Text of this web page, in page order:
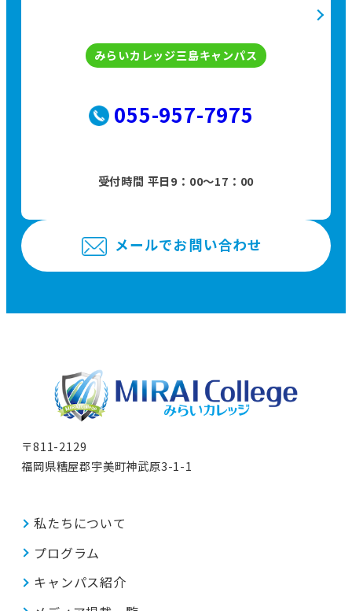
みらいカレッジ三島キャンパス
055-957-7975
受付時間 平日9：00〜17：00
メールでお問い合わせ
〒811-2129
福岡県糟屋郡宇美町神武原3-1-1
私たちについて
プログラム
キャンパス紹介